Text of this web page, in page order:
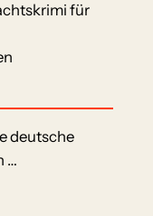
für
deutsche
…